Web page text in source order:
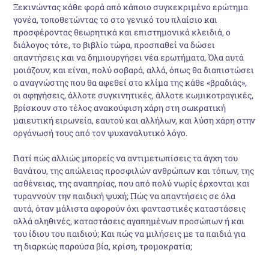
Ξεκινώντας κάθε φορά από κάποιο συγκεκριμένο ερώτημα
γονέα, τοποθετώντας το στο γενικό του πλαίσιο και
προσφέροντας θεωρητικά και επιστημονικά κλειδιά, ο
διάλογος τότε, το βιβλίο τώρα, προσπαθεί να δώσει
απαντήσεις και να δημιουργήσει νέα ερωτήματα. Όλα αυτά
μοιάζουν, και είναι, πολύ σοβαρά, αλλά, όπως θα διαπιστώσει
ο αναγνώστης που θα αφεθεί στο κλίμα της κάθε «βραδιάς»,
οι αφηγήσεις, άλλοτε συγκινητικές, άλλοτε κωμικοτραγικές,
βρίσκουν στο τέλος ανακούφιση χάρη στη σωκρατική
μαιευτική ειρωνεία, εαυτού και αλλήλων, και λύση χάρη στην
οργάνωσή τους από τον ψυχαναλυτικό λόγο.
Γιατί πώς αλλιώς μπορείς να αντιμετωπίσεις τα άγχη του
θανάτου, της απώλειας προσφιλών ανθρώπων και τόπων, της
ασθένειας, της αναπηρίας, που από πολύ νωρίς έρχονται και
τυραννούν την παιδική ψυχή; Πώς να απαντήσεις σε όλα
αυτά, όταν μάλιστα αφορούν όχι φανταστικές καταστάσεις
αλλά αληθινές, καταστάσεις αγαπημένων προσώπων ή και
του ίδιου του παιδιού; Και πώς να μιλήσεις με τα παιδιά για
τη διαρκώς παρούσα βία, κρίση, τρομοκρατία;